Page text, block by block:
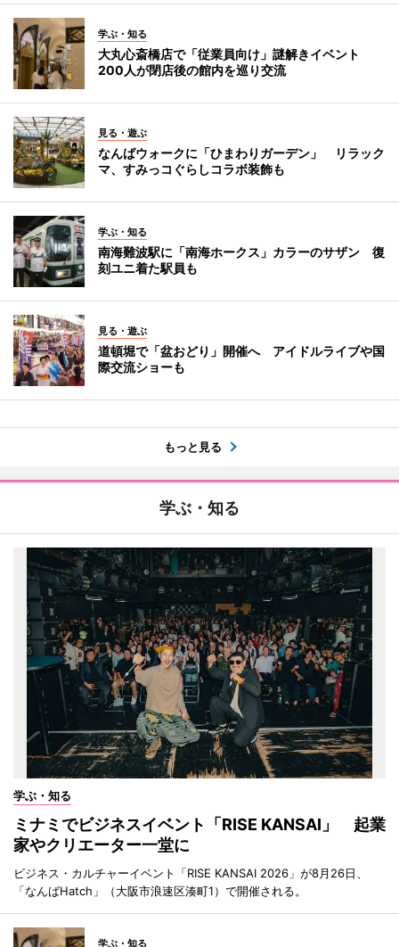
学ぶ・知る
大丸心斎橋店で「従業員向け」謎解きイベント
200人が閉店後の館内を巡り交流
見る・遊ぶ
なんばウォークに「ひまわりガーデン」 リラック
マ、すみっコぐらしコラボ装飾も
学ぶ・知る
南海難波駅に「南海ホークス」カラーのサザン 復
刻ユニ着た駅員も
見る・遊ぶ
道頓堀で「盆おどり」開催へ アイドルライブや国
際交流ショーも
もっと見る
学ぶ・知る
学ぶ・知る
ミナミでビジネスイベント「RISE KANSAI」 起業
家やクリエーター一堂に
ビジネス・カルチャーイベント「RISE KANSAI 2026」が8月26日、
「なんばHatch」（大阪市浪速区湊町1）で開催される。
学ぶ・知る